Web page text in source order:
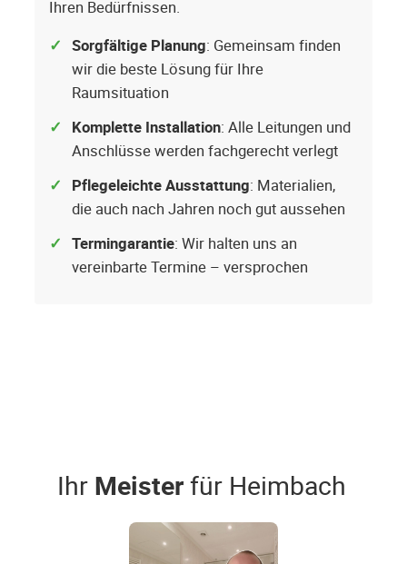
Ihren Bedürfnissen.
Sorgfältige Planung: Gemeinsam finden
wir die beste Lösung für Ihre
Raumsituation
Komplette Installation: Alle Leitungen und
Anschlüsse werden fachgerecht verlegt
Pflegeleichte Ausstattung: Materialien,
die auch nach Jahren noch gut aussehen
Termingarantie: Wir halten uns an
vereinbarte Termine – versprochen
Ihr Meisterfür Heimbach